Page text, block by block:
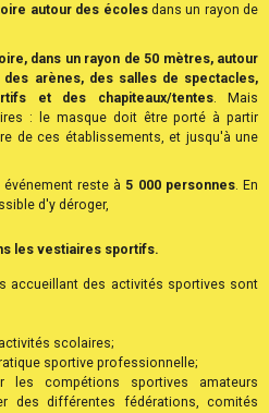
autour des écolesdans un rayon de
, dans un rayon de 50 mètres, autour
arènes, des salles de spectacles,
et des chapiteaux/tentes. Mais
: le masque doit être porté à partir
de ces établissements, et jusqu'à une
reste à 5 000 personnes. En
d'y déroger,
les vestiaires sportifs.
accueillant des activités sportives sont
scolaires;
sportive professionnelle;
les compétions sportives amateurs
des différentes fédérations, comités